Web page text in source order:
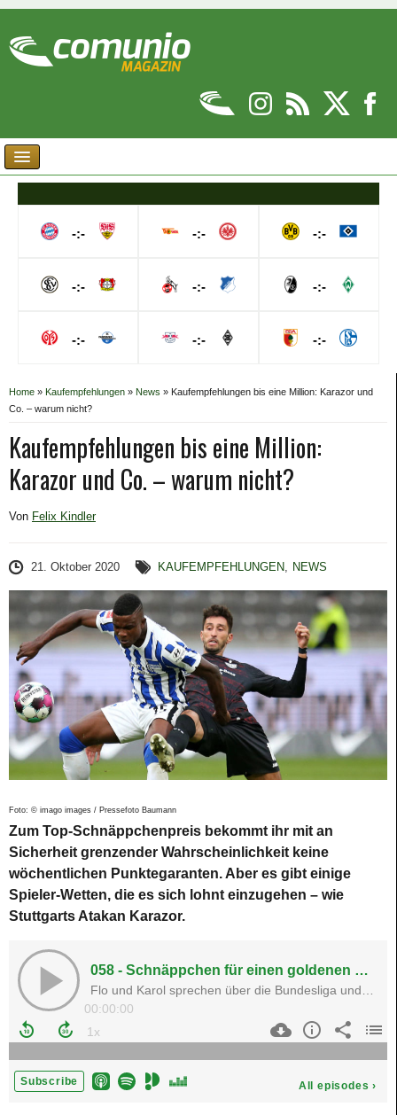
-:-
-:-
-:-
-:-
-:-
-:-
-:-
-:-
-:-
Home » Kaufempfehlungen » News » Kaufempfehlungen bis eine Million: Karazor und
Co. – warum nicht?
Kaufempfehlungen bis eine Million:
Karazor und Co. – warum nicht?
Von Felix Kindler
21. Oktober 2020 KAUFEMPFEHLUNGEN, NEWS
Foto: © imago images / Pressefoto Baumann
Zum Top-Schnäppchenpreis bekommt ihr mit an
Sicherheit grenzender Wahrscheinlichkeit keine
wöchentlichen Punktegaranten. Aber es gibt einige
Spieler-Wetten, die es sich lohnt einzugehen – wie
Stuttgarts Atakan Karazor.